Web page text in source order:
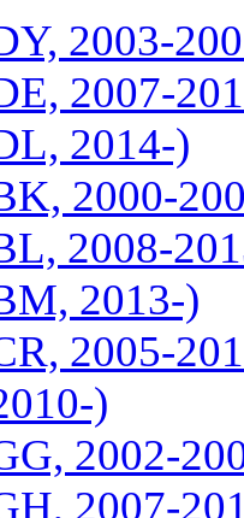
2003-
2007-
2014-)
2000-
2008-
2013-)
2005-
)
2002-
2007-